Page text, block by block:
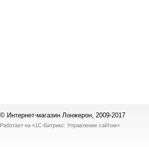
© Интернет-магазин Лонжерон, 2009-2017
Работает на «1С-Битрикс: Управление сайтом»